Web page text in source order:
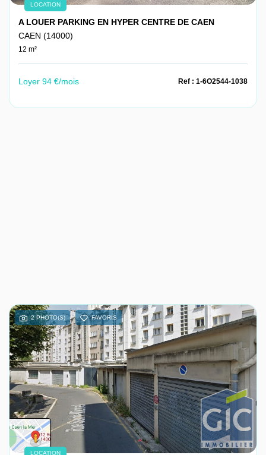
LOCATION
A LOUER PARKING EN HYPER CENTRE DE CAEN
CAEN (14000)
12 m²
Loyer 94 €/mois Ref : 1-6O2544-1038
2 PHOTO(S) FAVORIS
LOCATION